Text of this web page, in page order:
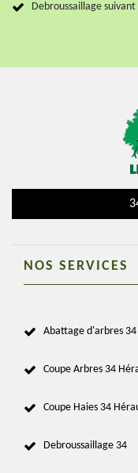
Debroussaillage
NOS SERVICES
Abattage d'arbres
Coupe Arbres 34
Coupe Haies 34
Debroussaillage 34